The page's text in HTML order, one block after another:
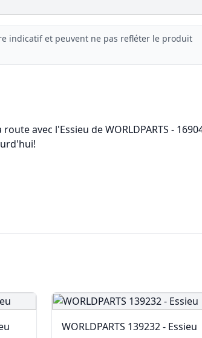
indicatif et peuvent ne pas refléter le produit
avec l'Essieu de WORLDPARTS -
WORLDPARTS 139232 - Essieu